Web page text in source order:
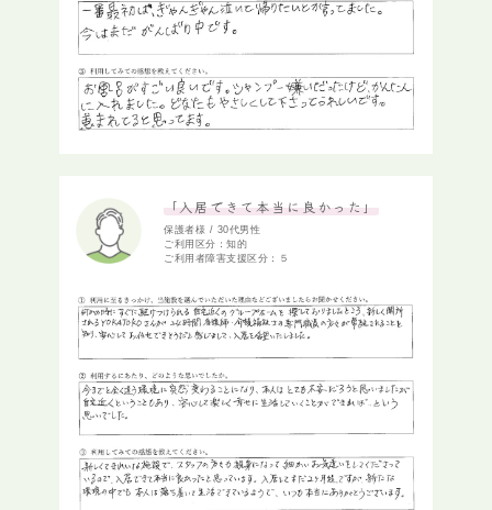
「入居できて本当に良かった」
保護者様 / 30代男性
ご利用区分：知的
ご利用者障害支援区分：５